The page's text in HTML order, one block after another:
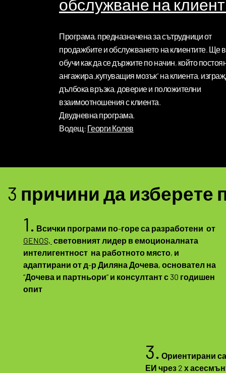
обслужване на
Програма, предназначена за сътрудници от
продажбите и обслужването на клиентите. Ще
обучи как да се държите по начин, който
ангажира „купуващия мозък“ на клиента,
дълбока връзка, доверие и положителни
взаимоотношения с клиента.
Двудневна програма.
Водещ: Георги Колев
3 причини да изберете
1. Всички програми по-горе са разработени от
GENOS, световният лидер в емоционалната
интелигентност на работното място, и
адаптирани от д-р Диляна Дочева, основател на
“Дочева и партньори” и консултант с 30 годишен
опит
3. Ориентирани
ЕИ чрез 2 х